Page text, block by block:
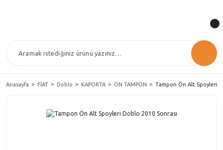
Anasayfa FİAT Doblo KAPORTA ÖN TAMPON Tampon Ön Alt Spoyleri